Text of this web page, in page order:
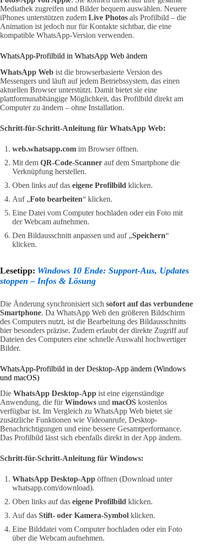
Mediathek zugreifen und Bilder bequem auswählen. Neuere
iPhones unterstützen zudem Live Photos als Profilbild – die
Animation ist jedoch nur für Kontakte sichtbar, die eine
kompatible WhatsApp-Version verwenden.
WhatsApp-Profilbild in WhatsApp Web ändern
WhatsApp Web ist die browserbasierte Version des
Messengers und läuft auf jedem Betriebssystem, das einen
aktuellen Browser unterstützt. Damit bietet sie eine
plattformunabhängige Möglichkeit, das Profilbild direkt am
Computer zu ändern – ohne Installation.
Schritt-für-Schritt-Anleitung für WhatsApp Web:
web.whatsapp.com im Browser öffnen.
Mit dem QR-Code-Scanner auf dem Smartphone die
Verknüpfung herstellen.
Oben links auf das eigene Profilbild klicken.
Auf „Foto bearbeiten“ klicken.
Eine Datei vom Computer hochladen oder ein Foto mit
der Webcam aufnehmen.
Den Bildausschnitt anpassen und auf „Speichern“
klicken.
Lesetipp: Windows 10 Ende: Support-Aus, Updates
stoppen – Infos & Lösung
Die Änderung synchronisiert sich sofort auf das verbundene
Smartphone. Da WhatsApp Web den größeren Bildschirm
des Computers nutzt, ist die Bearbeitung des Bildausschnitts
hier besonders präzise. Zudem erlaubt der direkte Zugriff auf
Dateien des Computers eine schnelle Auswahl hochwertiger
Bilder.
WhatsApp-Profilbild in der Desktop-App ändern (Windows
und macOS)
Die WhatsApp Desktop-App ist eine eigenständige
Anwendung, die fürWindows und macOS kostenlos
verfügbar ist. Im Vergleich zu WhatsApp Web bietet sie
zusätzliche Funktionen wie Videoanrufe, Desktop-
Benachrichtigungen und eine bessere Gesamtperformance.
Das Profilbild lässt sich ebenfalls direkt in der App ändern.
Schritt-für-Schritt-Anleitung für Windows:
WhatsApp Desktop-App öffnen (Download unter
whatsapp.com/download).
Oben links auf das eigene Profilbild klicken.
Auf das Stift- oder Kamera-Symbol klicken.
Eine Bilddatei vom Computer hochladen oder ein Foto
über die Webcam aufnehmen.